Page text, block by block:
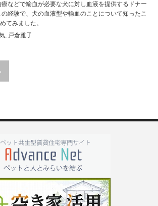
などで輸血が必要な犬に対し血液を提供するドナー
経験で、犬の血液型や輸血のことについて知ったこ
てみました。
, 戸倉雅子